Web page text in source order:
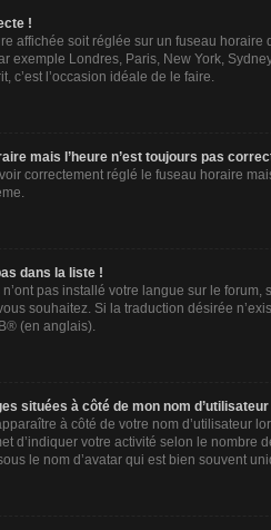
!
affichée soit réglée sur un fuseau
exemple Londres, Paris, New York,
c’est l’occasion idéale de le faire.
mais l’heure n’est toujours pas
correctement réglé le fuseau horaire
dans la liste !
pas installé votre langue sur le
souhaitez. Si la traduction désirée
® (en anglais).
situées à côté de mon nom d’utilisateur
à côté de votre nom d’utilisateur
d’indiquer votre activité selon le nombre
le nom d’avatar qui est bien souvent